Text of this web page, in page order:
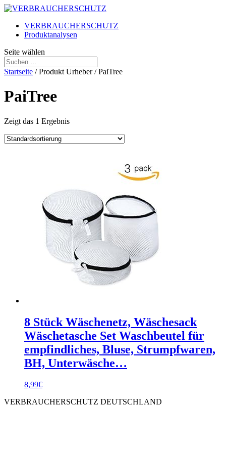
VERBRAUCHERSCHUTZ
Produktanalysen
Seite wählen
Startseite / Produkt Urheber / PaiTree
PaiTree
Zeigt das 1 Ergebnis
8 Stück Wäschenetz, Wäschesack
Wäschetasche Set Waschbeutel für
empfindliches, Bluse, Strumpfwaren,
BH, Unterwäsche…
8,99€
VERBRAUCHERSCHUTZ DEUTSCHLAND